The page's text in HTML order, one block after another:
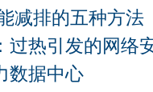
减排的五种方法
过热引发的网络
数据中心